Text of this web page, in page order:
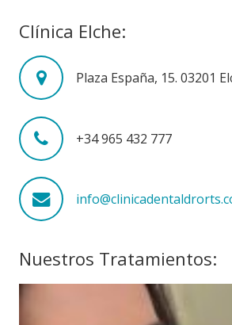
Clínica Elche:
Plaza España, 15. 03201
+34 965 432 777
Nuestros Tratamientos: